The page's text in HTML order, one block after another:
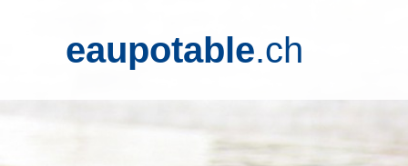
eaupotable.ch